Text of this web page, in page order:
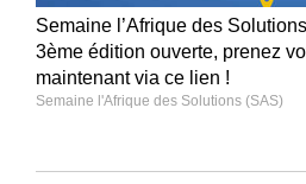
Semaine l’Afrique des
3ème édition ouverte, prenez
maintenant via ce lien !
Semaine l'Afrique des Solutions (SAS)